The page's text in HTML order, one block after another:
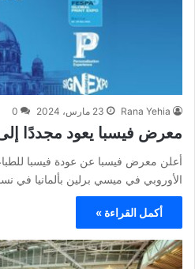
Rana Yehia 23 مارس، 2024 0
معرض فيسبا يعود مجددًا إلى
أعلن معرض فيسبا عن عودة فيسبا
الأوروبي في ميسي برلين بألمانيا في نسخة 2025 والذي
أكمل القراءة »